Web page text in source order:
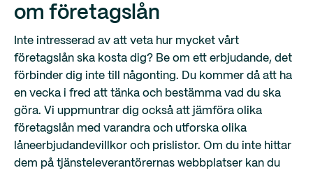
om företagslån
Inte intresserad av att veta hur mycket vårt
företagslån ska kosta dig? Be om ett erbjudande, det
förbinder dig inte till någonting. Du kommer då att ha
en vecka i fred att tänka och bestämma vad du ska
göra. Vi uppmuntrar dig också att jämföra olika
företagslån med varandra och utforska olika
låneerbjudandevillkor och prislistor. Om du inte hittar
dem på tjänsteleverantörernas webbplatser kan du